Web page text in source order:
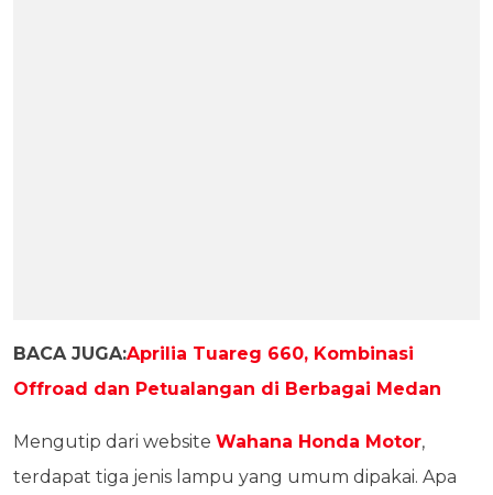
BACA JUGA:Aprilia Tuareg 660, Kombinasi
Offroad dan Petualangan di Berbagai Medan
Mengutip dari website Wahana Honda Motor,
terdapat tiga jenis lampu yang umum dipakai. Apa